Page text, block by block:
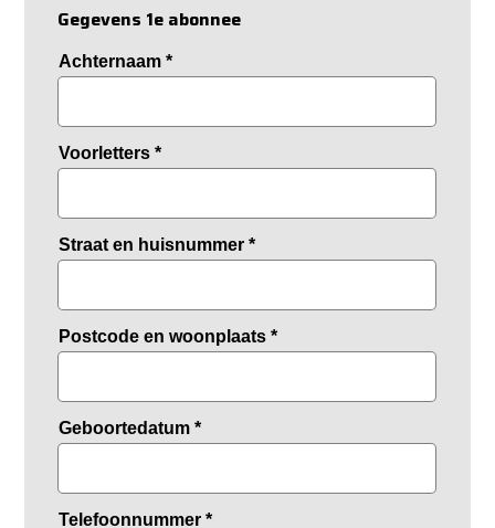
Gegevens 1e abonnee
Achternaam*
Voorletters*
Straat en huisnummer*
Postcode en woonplaats*
Geboortedatum*
Telefoonnummer*